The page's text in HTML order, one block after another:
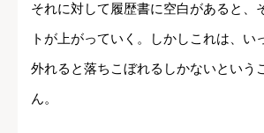
それに対して履歴書に空白があると、
トが上がっていく。しかしこれは、い
外れると落ちこぼれるしかないという
ん。